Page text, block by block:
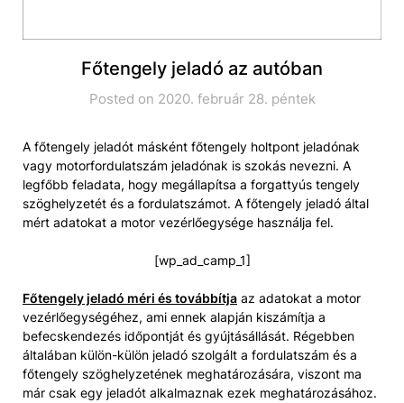
Főtengely jeladó az autóban
Posted on 2020. február 28. péntek
A főtengely jeladót másként főtengely holtpont jeladónak
vagy motorfordulatszám jeladónak is szokás nevezni. A
legfőbb feladata, hogy megállapítsa a forgattyús tengely
szöghelyzetét és a fordulatszámot. A főtengely jeladó által
mért adatokat a motor vezérlőegysége használja fel.
[wp_ad_camp_1]
Főtengely jeladó méri és továbbítja az adatokat a motor
vezérlőegységéhez, ami ennek alapján kiszámítja a
befecskendezés időpontját és gyújtásállását. Régebben
általában külön-külön jeladó szolgált a fordulatszám és a
főtengely szöghelyzetének meghatározására, viszont ma
már csak egy jeladót alkalmaznak ezek meghatározásához.